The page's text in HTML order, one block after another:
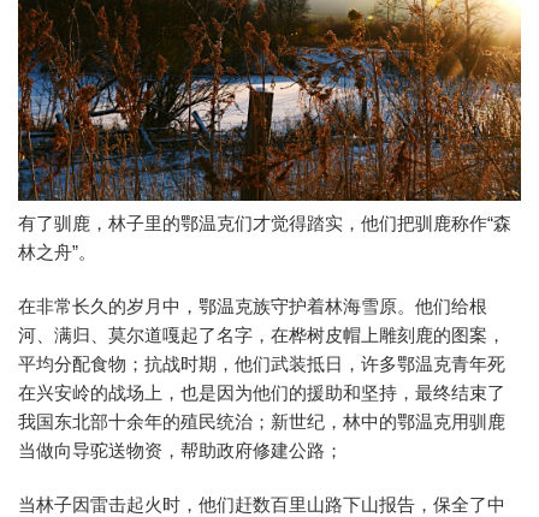
有了驯鹿，林子里的鄂温克们才觉得踏实，他们把驯鹿称作“森
林之舟”。
在非常长久的岁月中，鄂温克族守护着林海雪原。他们给根
河、满归、莫尔道嘎起了名字，在桦树皮帽上雕刻鹿的图案，
平均分配食物；抗战时期，他们武装抵日，许多鄂温克青年死
在兴安岭的战场上，也是因为他们的援助和坚持，最终结束了
我国东北部十余年的殖民统治；新世纪，林中的鄂温克用驯鹿
当做向导驼送物资，帮助政府修建公路；
当林子因雷击起火时，他们赶数百里山路下山报告，保全了中